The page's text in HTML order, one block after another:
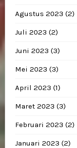
Agustus 2023 (2)
Juli 2023 (2)
Juni 2023 (3)
Mei 2023 (3)
April 2023 (1)
Maret 2023 (3)
Februari 2023 (2)
Januari 2023 (2)